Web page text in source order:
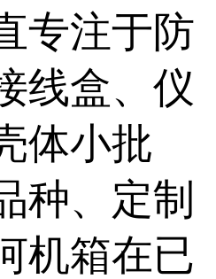
专注于防
线盒、仪
体小批
种、定制
机箱在已